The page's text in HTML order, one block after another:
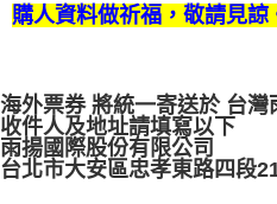
購人資料做祈福，敬請見諒
海外票券 將統一寄送於 台灣
收件人及地址請填寫以下
雨揚國際股份有限公司
台北市大安區忠孝東路四段